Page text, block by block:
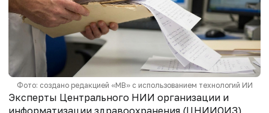
Фото: создано редакцией «МВ» с использованием технологий ИИ
Эксперты Центрального НИИ организации и